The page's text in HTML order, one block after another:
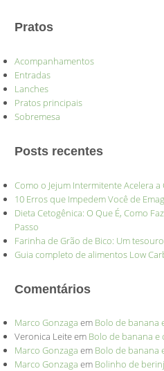
Pratos
Acompanhamentos
Entradas
Lanches
Pratos principais
Sobremesa
Posts recentes
Como o Jejum Intermitente Acelera a
10 Erros que Impedem Você de
Dieta Cetogênica: O Que É, Como
Passo
Farinha de Grão de Bico: Um
Guia completo de alimentos Low
Comentários
Marco Gonzaga em Bolo de banana
Veronica Leiteem Bolo de banana e
Marco Gonzaga em Bolo de banana
Marco Gonzaga em Bolinho de